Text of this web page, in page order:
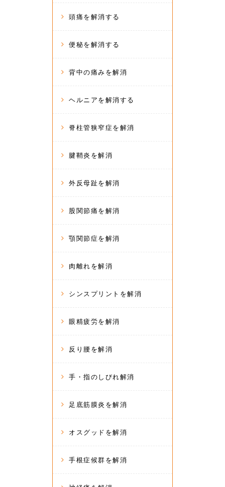
頭痛を解消する
便秘を解消する
背中の痛みを解消
ヘルニアを解消する
脊柱管狭窄症を解消
腱鞘炎を解消
外反母趾を解消
股関節痛を解消
顎関節症を解消
肉離れを解消
シンスプリントを解消
眼精疲労を解消
反り腰を解消
手・指のしびれ解消
足底筋膜炎を解消
オスグッドを解消
手根症候群を解消